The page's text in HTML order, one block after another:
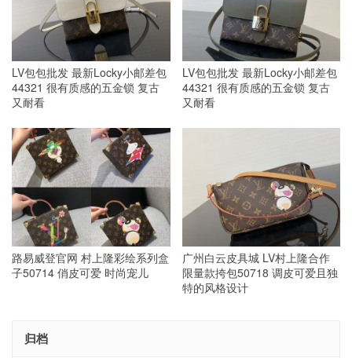
LV包包批发 最新Locky小邮差包
44321 很有质感的五金锁 复古
又耐看
LV包包批发 最新Locky小邮差包
44321 很有质感的五金锁 复古
又耐看
路易威登官网 村上隆彩绘系列盒
子50714 俏皮可爱 时尚宠儿
广州白云皮具城 LV村上隆合作
限量款挎包50718 调皮可爱且独
特的风格设计
归档